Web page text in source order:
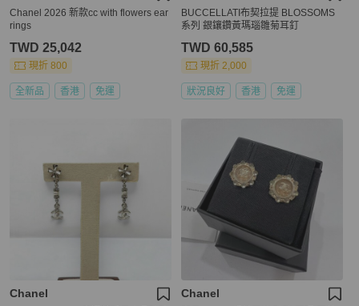
Chanel 2026 新款cc with flowers ear
rings
TWD 25,042
現折 800
全新品 香港 免運
BUCCELLATI布契拉提 BLOSSOMS
系列 銀鑲鑽黃瑪瑙雛菊耳釘
TWD 60,585
現折 2,000
狀況良好 香港 免運
Chanel Chanel